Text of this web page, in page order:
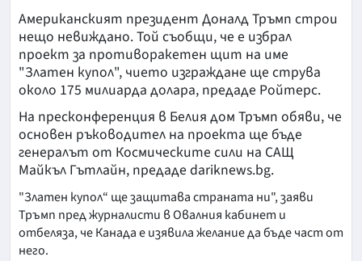
Американският президент Доналд Тръмп строи
нещо невиждано. Той съобщи, че е избрал
проект за противоракетен щит на име
"Златен купол", чието изграждане ще струва
около 175 милиарда долара, предаде Ройтерс.
На пресконференция в Белия дом Тръмп обяви, че
основен ръководител на проекта ще бъде
генералът от Космическите сили на САЩ
Майкъл Гътлайн, предаде dariknews.bg.
"Златен купол“ ще защитава страната ни", заяви
Тръмп пред журналисти в Овалния кабинет и
отбеляза, че Канада е изявила желание да бъде част от
него.